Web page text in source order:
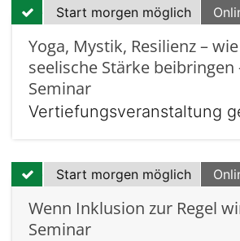
Start morgen möglich
Yoga, Mystik, Resilienz –
seelische Stärke beibringen
Seminar
Vertiefungsveranstaltung
Start morgen möglich
Wenn Inklusion zur Regel
Seminar